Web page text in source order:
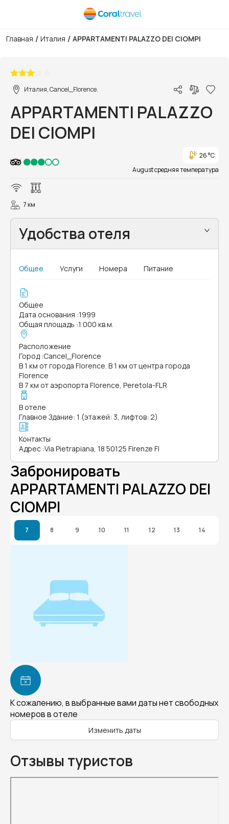
Главная / Италия / APPARTAMENTI PALAZZO DEI CIOMPI
Италия, Cancel_Florence.
APPARTAMENTI PALAZZO
DEI CIOMPI
26 °C
August средняя температура
7 км
Удобства отеля
Общее Услуги Номера Питание
Общее
Дата основания :1999
Общая площадь :1 000 кв.м.
Расположение
Город :Cancel_Florence
В 1 км от города Florence. В 1 км от центра города
Florence
В 7 км от аэропорта Florence, Peretola-FLR
В отеле
Главное Здание: 1 (этажей: 3, лифтов: 2)
Контакты
Адрес :Via Pietrapiana, 18 50125 Firenze FI
Забронировать
APPARTAMENTI PALAZZO DEI
CIOMPI
7 8 9 10 11 12 13 14
К сожалению, в выбранные вами даты нет свободных
номеров в отеле
Изменить даты
Отзывы туристов